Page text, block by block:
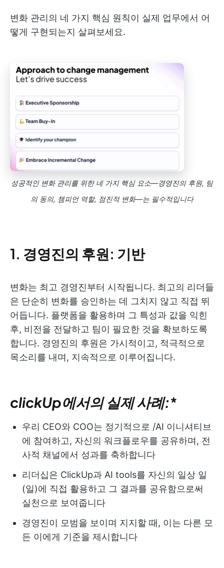
변화 관리의 네 가지 핵심 원칙이 실제 업무에서 어
떻게 구현되는지 살펴보세요.
성공적인 변화 관리를 위한 네 가지 핵심 요소—경영진의 후원, 팀
의 동의, 챔피언 역할, 점진적 변화—는 필수적입니다
1. 경영진의 후원: 기반
변화는 최고 경영진부터 시작됩니다. 최고의 리더들
은 단순히 변화를 승인하는 데 그치지 않고 직접 뛰
어듭니다. 플랫폼을 활용하며 그 특성과 값을 익힌
후, 비전을 전달하고 팀이 필요한 것을 확보하도록
합니다. 경영진의 후원은 가시적이고, 적극적으로
목소리를 내며, 지속적으로 이루어집니다.
clickUp에서의 실제 사례:*
우리 CEO와 COO는 정기적으로 /AI 이니셔티브
에 참여하고, 자신의 워크플로우를 공유하며, 전
사적 채널에서 성과를 축하합니다
리더십은 ClickUp과 AI tools를 자신의 일상 일
(일)에 직접 활용하고 그 결과를 공유함으로써
실천으로 보여줍니다
경영진이 모범을 보이며 지지할 때, 이는 다른 모
든 이에게 기준을 제시합니다